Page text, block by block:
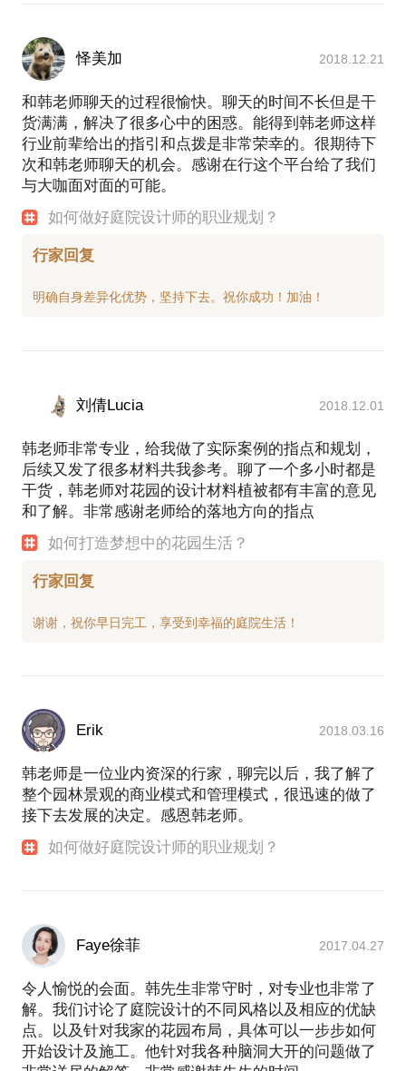
怿美加 2018.12.21
和韩老师聊天的过程很愉快。聊天的时间不长但是干
货满满，解决了很多心中的困惑。能得到韩老师这样
行业前辈给出的指引和点拨是非常荣幸的。很期待下
次和韩老师聊天的机会。感谢在行这个平台给了我们
与大咖面对面的可能。
如何做好庭院设计师的职业规划？
行家回复
刘倩Lucia 2018.12.01
韩老师非常专业，给我做了实际案例的指点和规划，
后续又发了很多材料共我参考。聊了一个多小时都是
干货，韩老师对花园的设计材料植被都有丰富的意见
和了解。非常感谢老师给的落地方向的指点
如何打造梦想中的花园生活？
行家回复
Erik 2018.03.16
韩老师是一位业内资深的行家，聊完以后，我了解了
整个园林景观的商业模式和管理模式，很迅速的做了
接下去发展的决定。感恩韩老师。
如何做好庭院设计师的职业规划？
Faye徐菲 2017.04.27
令人愉悦的会面。韩先生非常守时，对专业也非常了
解。我们讨论了庭院设计的不同风格以及相应的优缺
点。以及针对我家的花园布局，具体可以一步步如何
开始设计及施工。他针对我各种脑洞大开的问题做了